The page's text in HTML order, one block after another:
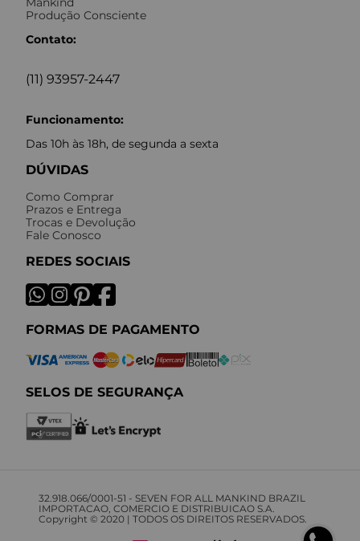
Produção Consciente
Contato:
(11) 93957-2447
Funcionamento:
Das 10h às 18h, de segunda a sexta
DÚVIDAS
Como Comprar
Prazos e Entrega
Trocas e Devolução
Fale Conosco
REDES SOCIAIS
FORMAS DE PAGAMENTO
SELOS DE SEGURANÇA
32.918.066/0001-51 - SEVEN FOR ALL MANKIND BRAZIL
IMPORTACAO, COMERCIO E DISTRIBUICAO S.A.
Copyright © 2020 | TODOS OS DIREITOS RESERVADOS.